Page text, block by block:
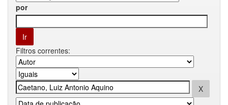
por
Filtros correntes: